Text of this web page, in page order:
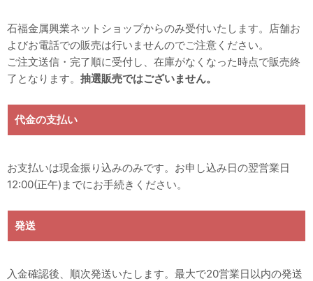
石福金属興業ネットショップからのみ受付いたします。店舗お
よびお電話での販売は行いませんのでご注意ください。
ご注文送信・完了順に受付し、在庫がなくなった時点で販売終
了となります。 抽選販売ではございません。
代金の支払い
お支払いは現金振り込みのみです。お申し込み日の翌営業日
12:00(正午)までにお手続きください。
発送
入金確認後、順次発送いたします。最大で20営業日以内の発送